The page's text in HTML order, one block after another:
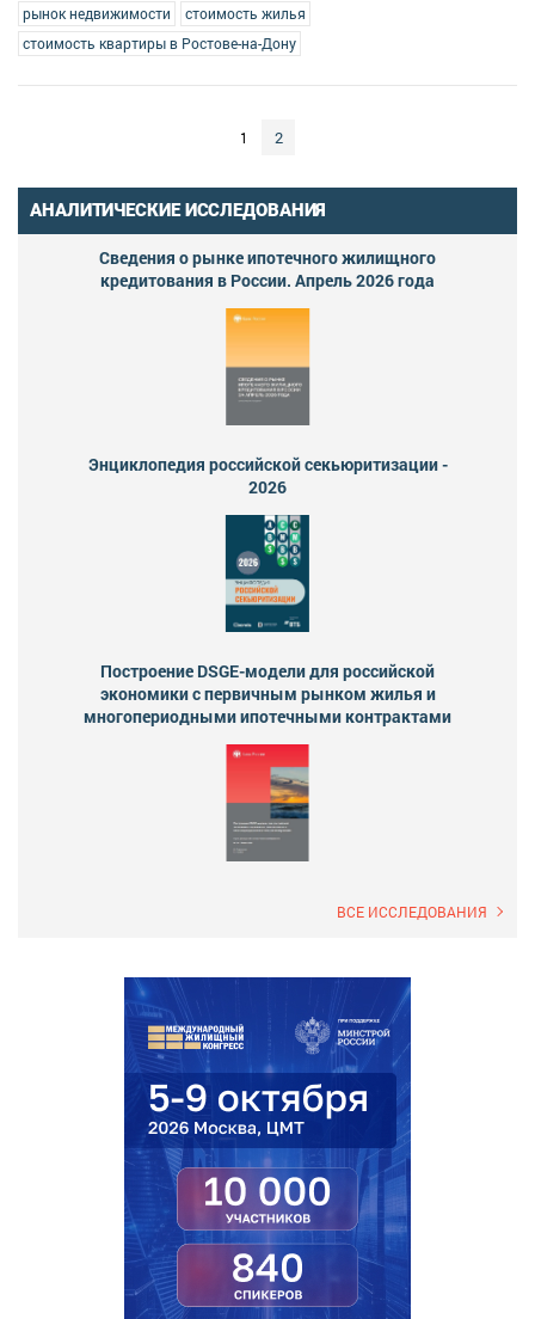
рынок недвижимости
стоимость жилья
стоимость квартиры в Ростове-на-Дону
1 2
АНАЛИТИЧЕСКИЕ ИССЛЕДОВАНИЯ
Сведения о рынке ипотечного жилищного
кредитования в России. Апрель 2026 года
Энциклопедия российской секьюритизации -
2026
Построение DSGE-модели для российской
экономики с первичным рынком жилья и
многопериодными ипотечными контрактами
ВСЕ ИССЛЕДОВАНИЯ